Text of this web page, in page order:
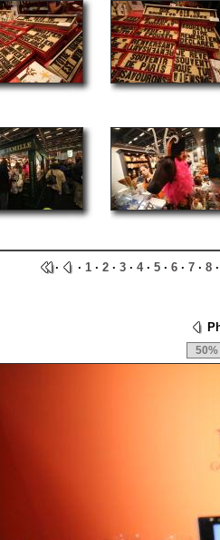
· · 1 · 2 · 3 · 4· 5 · 6 · 7 · 8